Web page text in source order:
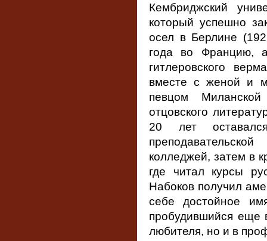
Кембриджский
который успешно
осел в Берлине
года во Францию, а
гитлеровского
вместе с женой и
певцом
отцовского
20 лет
колледжей, затем в
где читал курсы
Набоков получил
себе достойное
пробудившийся еще
любителя, но и в